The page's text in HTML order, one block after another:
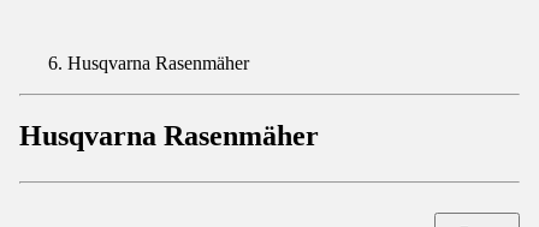
Husqvarna Rasenmäher
Husqvarna Rasenmäher